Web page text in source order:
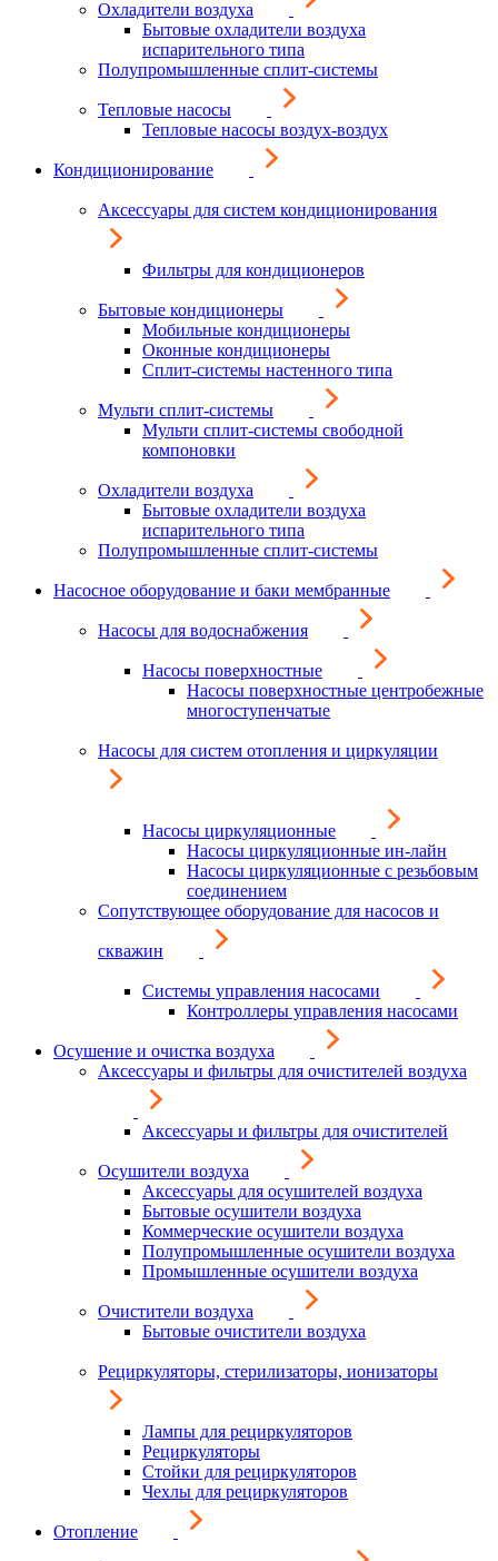
Охладители воздуха
Бытовые охладители воздуха
испарительного типа
Полупромышленные сплит-системы
Тепловые насосы
Тепловые насосы воздух-воздух
Кондиционирование
Аксессуары для систем кондиционирования
Фильтры для кондиционеров
Бытовые кондиционеры
Мобильные кондиционеры
Оконные кондиционеры
Сплит-системы настенного типа
Мульти сплит-системы
Мульти сплит-системы свободной
компоновки
Охладители воздуха
Бытовые охладители воздуха
испарительного типа
Полупромышленные сплит-системы
Насосное оборудование и баки мембранные
Насосы для водоснабжения
Насосы поверхностные
Насосы поверхностные центробежные
многоступенчатые
Насосы для систем отопления и циркуляции
Насосы циркуляционные
Насосы циркуляционные ин-лайн
Насосы циркуляционные с резьбовым
соединением
Сопутствующее оборудование для насосов и
скважин
Системы управления насосами
Контроллеры управления насосами
Осушение и очистка воздуха
Аксессуары и фильтры для очистителей воздуха
Аксессуары и фильтры для очистителей
Осушители воздуха
Аксессуары для осушителей воздуха
Бытовые осушители воздуха
Коммерческие осушители воздуха
Полупромышленные осушители воздуха
Промышленные осушители воздуха
Очистители воздуха
Бытовые очистители воздуха
Рециркуляторы, стерилизаторы, ионизаторы
Лампы для рециркуляторов
Рециркуляторы
Стойки для рециркуляторов
Чехлы для рециркуляторов
Отопление